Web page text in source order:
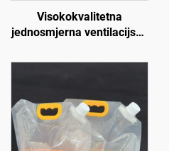
Visokokvalitetna
jednosmjerna ventilacijska
ambalaža ravno dno
logotipom